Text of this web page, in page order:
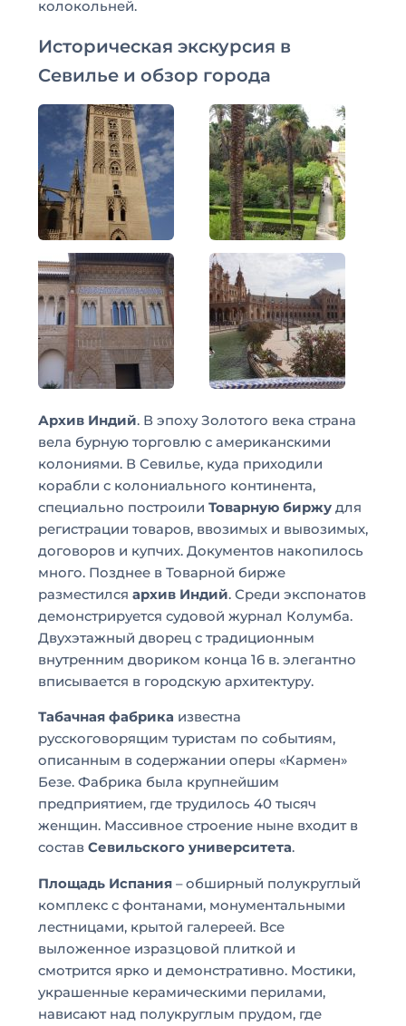
колокольней.
Историческая экскурсия в
Севилье и обзор города
Архив Индий. В эпоху Золотого века страна
вела бурную торговлю с американскими
колониями. В Севилье, куда приходили
корабли с колониального континента,
специально построили Товарную биржу для
регистрации товаров, ввозимых и вывозимых,
договоров и купчих. Документов накопилось
много. Позднее в Товарной бирже
разместился архив Индий. Среди экспонатов
демонстрируется судовой журнал Колумба.
Двухэтажный дворец с традиционным
внутренним двориком конца 16 в. элегантно
вписывается в городскую архитектуру.
Табачная фабрика известна
русскоговорящим туристам по событиям,
описанным в содержании оперы «Кармен»
Безе. Фабрика была крупнейшим
предприятием, где трудилось 40 тысяч
женщин. Массивное строение ныне входит в
состав Севильского университета.
Площадь Испания – обширный полукруглый
комплекс с фонтанами, монументальными
лестницами, крытой галереей. Все
выложенное изразцовой плиткой и
смотрится ярко и демонстративно. Мостики,
украшенные керамическими перилами,
нависают над полукруглым прудом, где